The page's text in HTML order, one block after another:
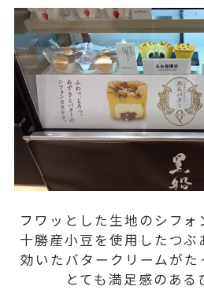
フワッとした生地のシフ
十勝産小豆を使用したつ
効いたバタークリームがた
とても満足感のある